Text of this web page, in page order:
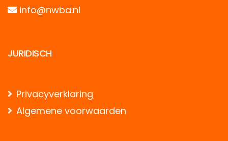
info@nwba.nl
JURIDISCH
Privacyverklaring
Algemene voorwaarden